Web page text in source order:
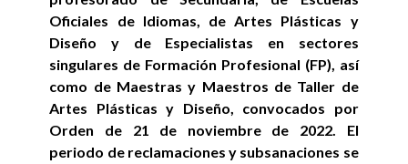
Oficiales de Idiomas, de Artes Plásticas y
Diseño y de Especialistas en sectores
singulares de Formación Profesional (FP), así
como de Maestras y Maestros de Taller de
Artes Plásticas y Diseño, convocados por
Orden de 21 de noviembre de 2022. El
periodo de reclamaciones y subsanaciones se